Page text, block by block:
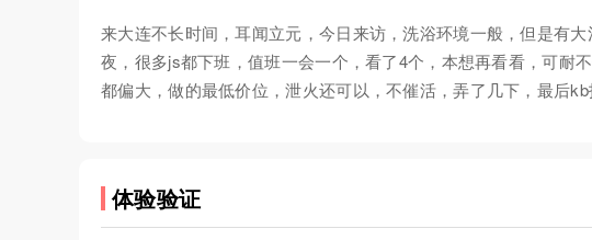
来大连不长时间，耳闻立元，今日来访，洗浴环境一般，但是有
夜，很多js都下班，值班一会一个，看了4个，本想再看看，可耐
都偏大，做的最低价位，泄火还可以，不催活，弄了几下，最后
体验验证